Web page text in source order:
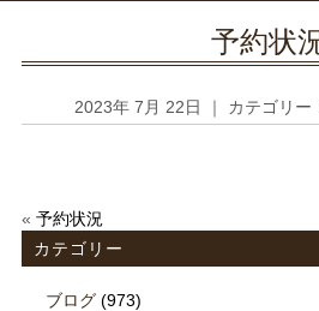
予約状
2023年 7月 22日 ｜ カテゴリー
« 予約状況
カテゴリー
ブログ(973)